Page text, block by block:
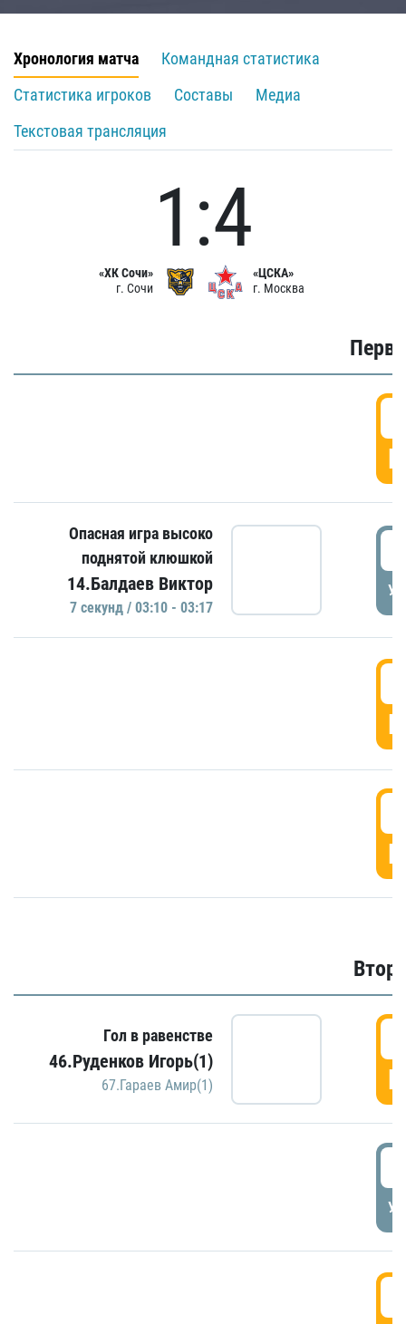
Хронология матча
Командная статистика
Статистика игроков
Составы
Медиа
Текстовая трансляция
«ХК Сочи»
г. Сочи
1:4
«ЦСКА»
г. Москва
Опасная игра высоко
поднятой клюшкой
14.Балдаев Виктор
7 секунд / 03:10 - 03:17
Гол в равенстве
46.Руденков Игорь(1)
67.Гараев Амир(1)